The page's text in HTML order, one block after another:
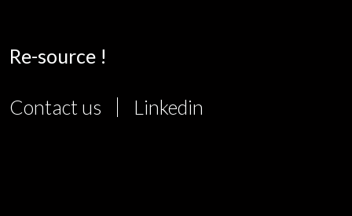
Re-source !
Contact us Linkedin